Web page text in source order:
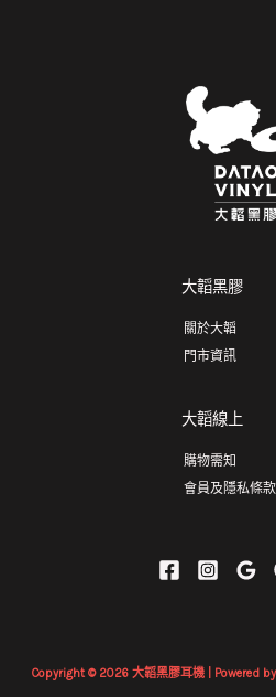
大韜黑膠
關於大韜
門市資訊
大韜線上
購物需知
會員及隱私條款
Copyright © 2026 大韜黑膠耳機 | Powered